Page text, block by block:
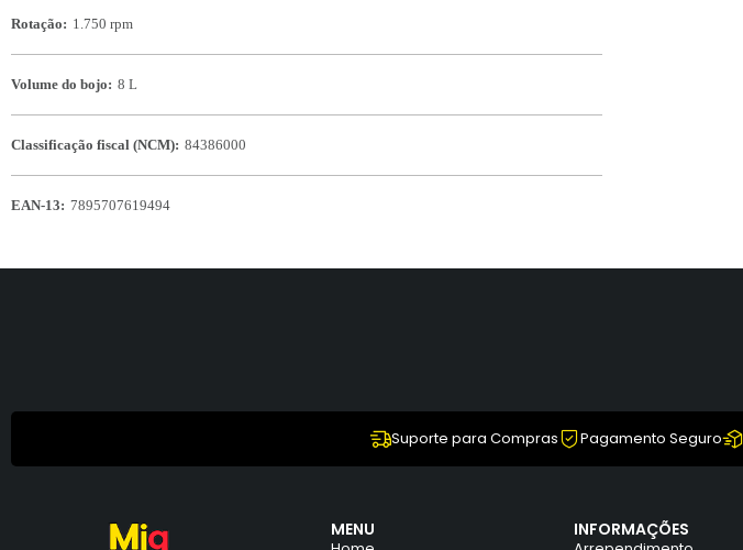
Rotação: 1.750 rpm
Volume do bojo: 8 L
Classificação fiscal (NCM): 84386000
EAN-13: 7895707619494
Suporte para Compras Pagamento Seguro
MENU INFORMAÇÕES